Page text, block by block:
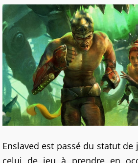
Enslaved est passé du statut
celui de jeu à prendre en